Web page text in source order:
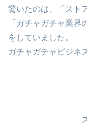
驚いたのは、「スト
「ガチャガチャ業
をしていました。
ガチャガチャビジネ